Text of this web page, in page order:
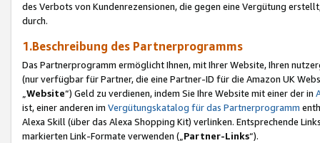
des Verbots von Kundenrezensionen, die gegen eine Vergütung
durch.
1.Beschreibung des Partnerprogramms
Das Partnerprogramm ermöglicht Ihnen, mit Ihrer Website, Ihren
(nur verfügbar für Partner, die eine Partner-ID für die Amazon UK
Website“) Geld zu verdienen, indem Sie Ihre Website mit einer der in
ist, einer anderen im Vergütungskatalog für das Partnerprogramm
Alexa Skill (über das Alexa Shopping Kit) verlinken. Entsprechende
markierten Link-Formate verwenden („ Partner-Links“).